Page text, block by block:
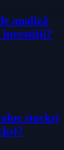
analiză
investiții?
stocks)